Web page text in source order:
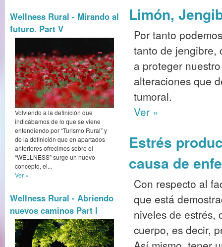
Wellness Rural - Mirando al
futuro. Part V
Volviendo a la definición que
indicábamos de lo que se viene
entendiendo por “Turismo Rural” y
de la definición que en apartados
anteriores ofrecimos sobre el
“WELLNESS” surge un nuevo
concepto, el...
Ver »
Wellness Rural - Abriendo
nuevos caminos Part I
Limón,
Por tanto
tanto de jengibre,
a proteger
alteraciones que
tumoral.
Ver »
Estrés
causa de
Con respecto al
que está
niveles de estrés,
cuerpo, es decir,